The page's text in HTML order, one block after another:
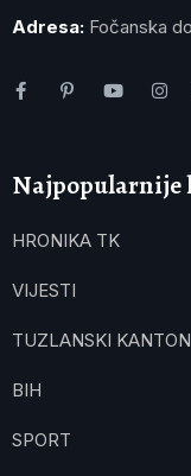
Adresa: Fočanska
Najpopularnije
HRONIKA TK
VIJESTI
TUZLANSKI KANTON
BIH
SPORT